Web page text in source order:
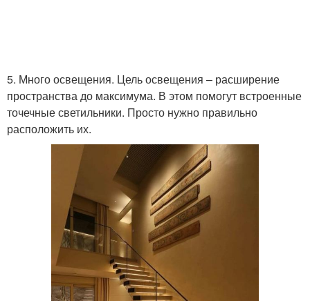
5. Много освещения. Цель освещения – расширение
пространства до максимума. В этом помогут встроенные
точечные светильники. Просто нужно правильно
расположить их.